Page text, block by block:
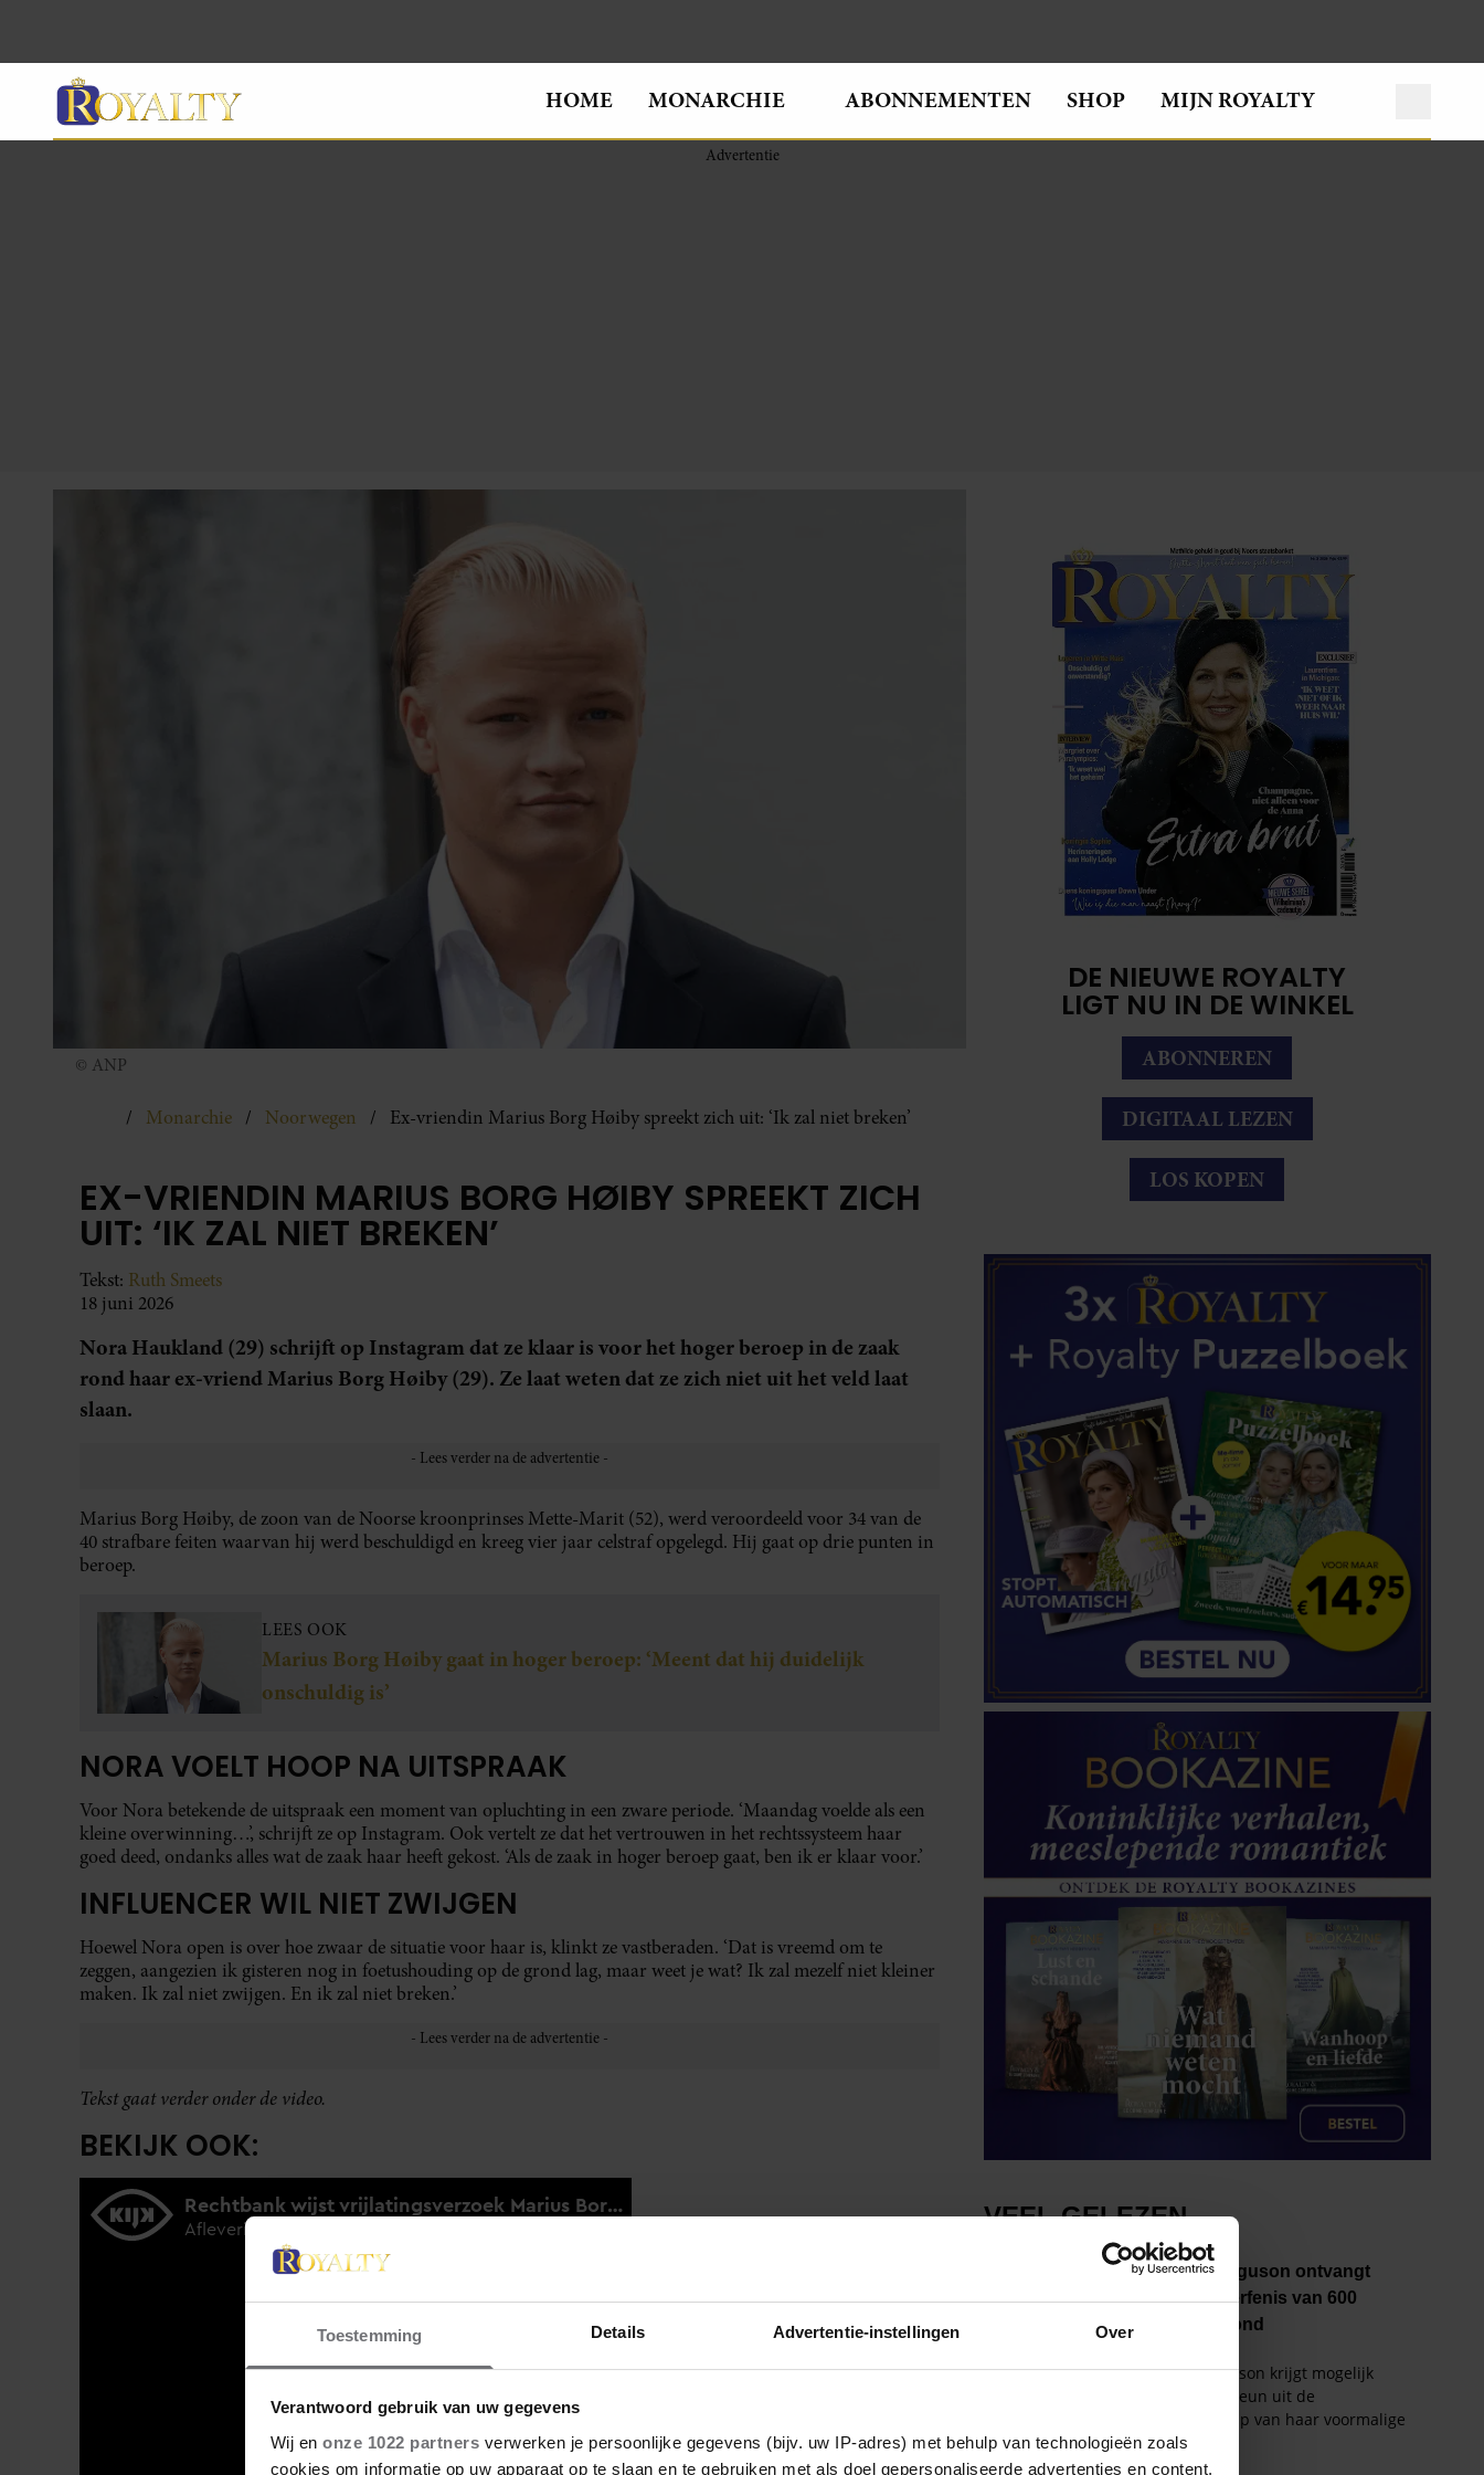
Toestemming Details Advertentie-instellingen Over
Verantwoord gebruik van uw gegevens
Wij en onze 1022 partners verwerken je persoonlijke gegevens (bijv. uw IP-adres) met behulp van technologieën zoals
cookies om informatie op uw apparaat op te slaan en te gebruiken met als doel gepersonaliseerde advertenties en content,
HOME MONARCHIE ABONNEMENTEN SHOP MIJN ROYALTY
© ANP
Monarchie Noorwegen Ex-vriendin Marius Borg Høiby spreekt zich uit: ‘Ik zal niet breken’
EX-VRIENDIN MARIUS BORG HØIBY SPREEKT ZICH
UIT: ‘IK ZAL NIET BREKEN’
Tekst: Ruth Smeets
18 juni 2026
Nora Haukland (29) schrijft op Instagram dat ze klaar is voor het hoger beroep in de zaak
rond haar ex-vriend Marius Borg Høiby (29). Ze laat weten dat ze zich niet uit het veld laat
slaan.
Marius Borg Høiby, de zoon van de Noorse kroonprinses Mette-Marit (52), werd veroordeeld voor 34 van de
40 strafbare feiten waarvan hij werd beschuldigd en kreeg vier jaar celstraf opgelegd. Hij gaat op drie punten in
beroep.
LEES OOK
Marius Borg Høiby gaat in hoger beroep: ‘Meent dat hij duidelijk
onschuldig is’
NORA VOELT HOOP NA UITSPRAAK
Voor Nora betekende de uitspraak een moment van opluchting in een zware periode. ‘Maandag voelde als een
kleine overwinning…’, schrijft ze op Instagram. Ook vertelt ze dat het vertrouwen in het rechtssysteem haar
goed deed, ondanks alles wat de zaak haar heeft gekost. ‘Als de zaak in hoger beroep gaat, ben ik er klaar voor.’
INFLUENCER WIL NIET ZWIJGEN
Hoewel Nora open is over hoe zwaar de situatie voor haar is, klinkt ze vastberaden. ‘Dat is vreemd om te
zeggen, aangezien ik gisteren nog in foetushouding op de grond lag, maar weet je wat? Ik zal mezelf niet kleiner
maken. Ik zal niet zwijgen. En ik zal niet breken.’
Tekst gaat verder onder de video.
BEKIJK OOK:
DE NIEUWE ROYALTY
LIGT NU IN DE WINKEL
ABONNEREN
DIGITAAL LEZEN
LOS KOPEN